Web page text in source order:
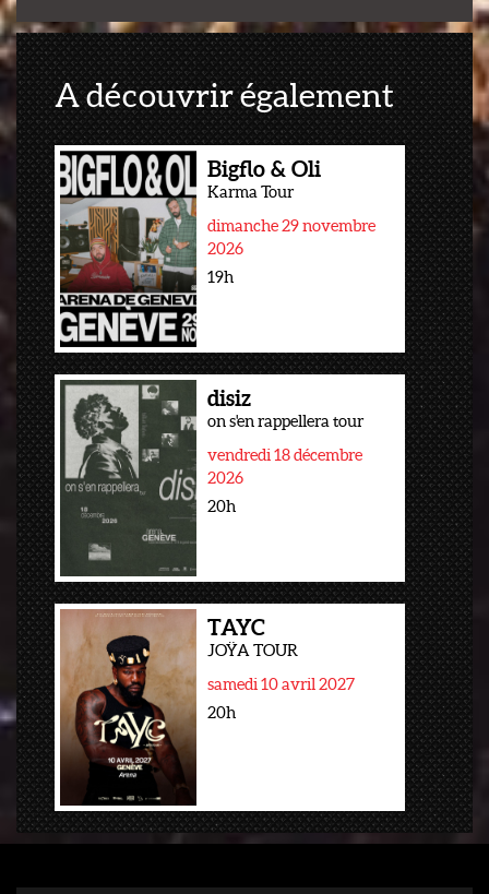
A découvrir également
Bigflo & Oli
Karma Tour
dimanche 29 novembre
2026
19h
disiz
on s'en rappellera tour
vendredi 18 décembre
2026
20h
TAYC
JOŸA TOUR
samedi 10 avril 2027
20h